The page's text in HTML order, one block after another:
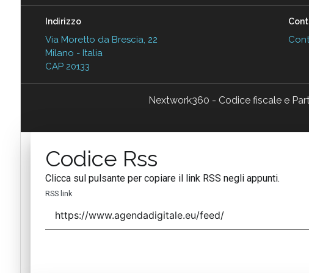
Indirizzo
Via Moretto da Brescia, 22
Milano - Italia
CAP 20133
Nextwork360 - Codice fiscale e
Codice Rss
Clicca sul pulsante per copiare il link RSS negli appunti.
RSS link